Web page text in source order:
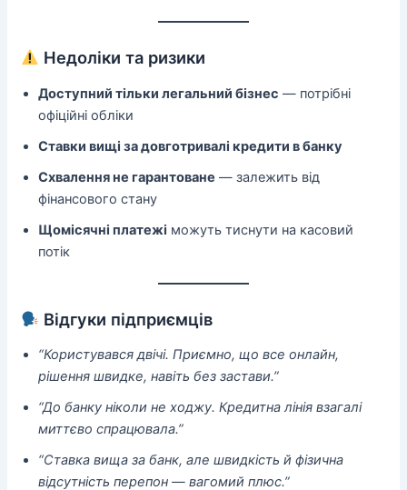
Недоліки та ризики
Доступний тільки легальний бізнес — потрібні
офіційні обліки
Ставки вищі за довготривалі кредити в банку
Схвалення не гарантоване — залежить від
фінансового стану
Щомісячні платежі можуть тиснути на касовий
потік
Відгуки підприємців
“Користувався двічі. Приємно, що все онлайн,
рішення швидке, навіть без застави.”
“До банку ніколи не ходжу. Кредитна лінія взагалі
миттєво спрацювала.”
“Ставка вища за банк, але швидкість й фізична
відсутність перепон — вагомий плюс.”